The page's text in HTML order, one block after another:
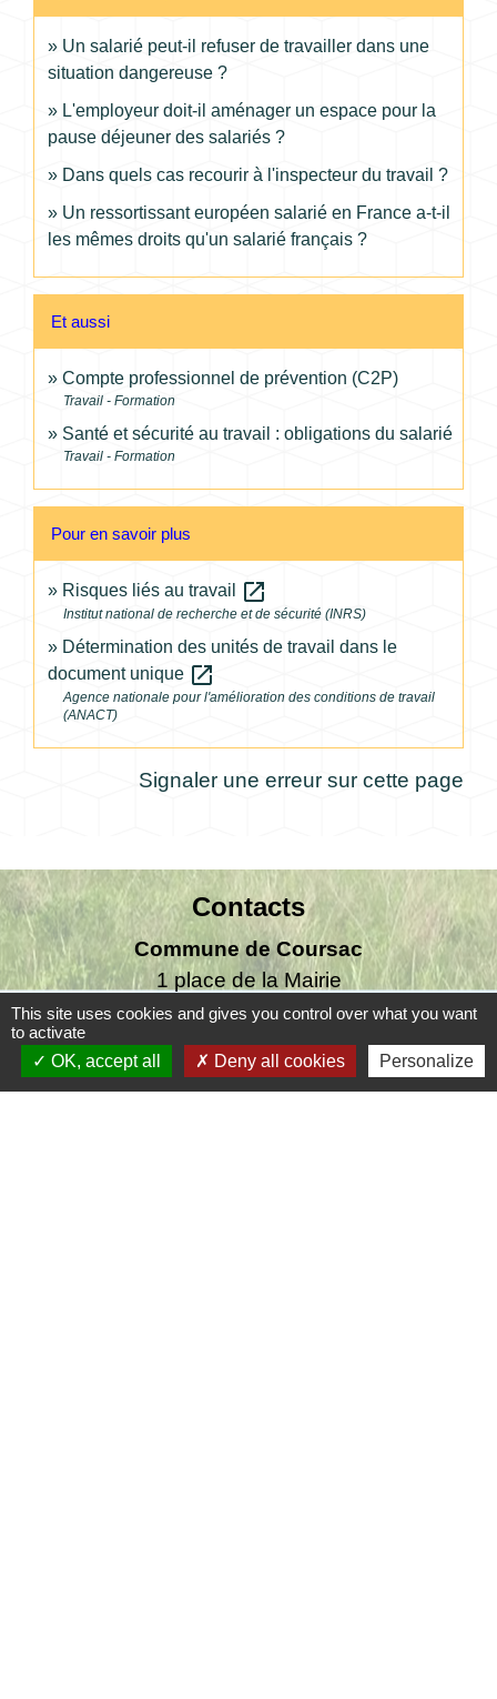
Un salarié peut-il refuser de travailler dans une
situation dangereuse ?
L'employeur doit-il aménager un espace pour la
pause déjeuner des salariés ?
Dans quels cas recourir à l'inspecteur du travail ?
Un ressortissant européen salarié en France a-t-il
les mêmes droits qu'un salarié français ?
Et aussi
Compte professionnel de prévention (C2P)
Travail - Formation
Santé et sécurité au travail : obligations du salarié
Travail - Formation
Pour en savoir plus
Risques liés au travail open_in_new
Institut national de recherche et de sécurité (INRS)
Détermination des unités de travail dans le
document unique open_in_new
Agence nationale pour l'amélioration des conditions de travail
(ANACT)
Signaler une erreur sur cette page
Contacts
Commune de Coursac
1 place de la Mairie
24430 Coursac - FRANCE
+33 5 53 54 61 61
Téléphone pour les urgences uniquement en
This site uses cookies and gives you control over what you want
to activate
OK, accept all
Deny all cookies Personalize